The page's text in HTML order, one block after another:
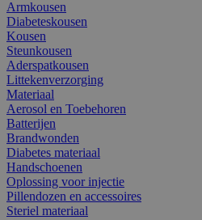
Armkousen
Diabeteskousen
Kousen
Steunkousen
Aderspatkousen
Littekenverzorging
Materiaal
Aerosol en Toebehoren
Batterijen
Brandwonden
Diabetes materiaal
Handschoenen
Oplossing voor injectie
Pillendozen en accessoires
Steriel materiaal